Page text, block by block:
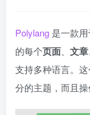
Polylang 是一款
的每个页面 文章
支持多种语言。
分的主题，而且操